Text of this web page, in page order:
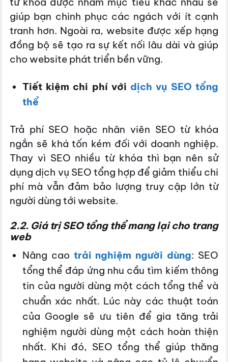
giúp bạn chinh phục các ngách với ít cạnh
tranh hơn. Ngoài ra, website được xếp hạng
đồng bộ sẽ tạo ra sự kết nối lâu dài và giúp
cho website phát triển bền vững.
Tiết kiệm chi phí với dịch vụ SEO tổng
thể
Trả phí SEO hoặc nhân viên SEO từ khóa
ngắn sẽ khá tốn kém đối với doanh nghiệp.
Thay vì SEO nhiều từ khóa thì bạn nên sử
dụng dịch vụ SEO tổng hợp để giảm thiểu chi
phí mà vẫn đảm bảo lượng truy cập lớn từ
người dùng tới website.
2.2. Giá trị SEO tổng thể mang lại cho trang
web
Nâng cao trải nghiệm người dùng: SEO
tổng thể đáp ứng nhu cầu tìm kiếm thông
tin của người dùng một cách tổng thể và
chuẩn xác nhất. Lúc này các thuật toán
của Google sẽ ưu tiên để gia tăng trải
nghiệm người dùng một cách hoàn thiện
nhất. Khi đó, SEO tổng thể giúp thăng